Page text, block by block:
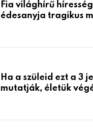
Fia világhírű
édesanyja tragikus
Ha a szüleid ezt a 3
mutatják, életük